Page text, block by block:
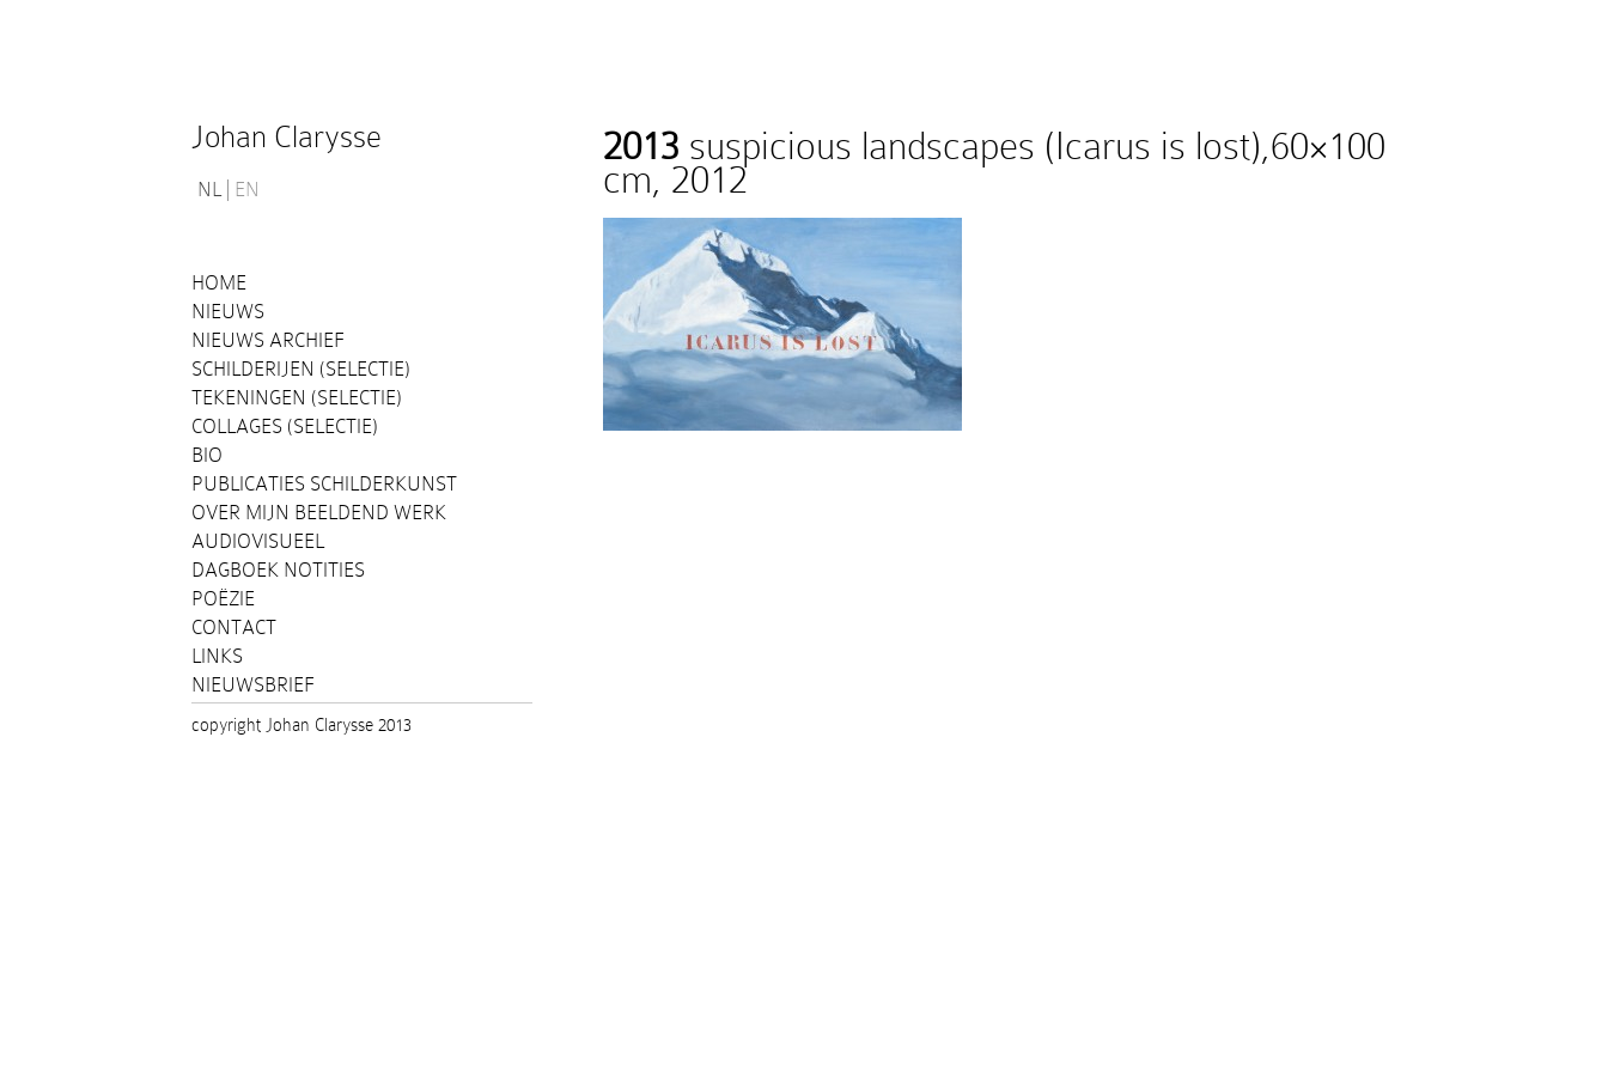
Johan Clarysse
NL EN
HOME
NIEUWS
NIEUWS ARCHIEF
SCHILDERIJEN (SELECTIE)
TEKENINGEN (SELECTIE)
COLLAGES (SELECTIE)
BIO
PUBLICATIES SCHILDERKUNST
OVER MIJN BEELDEND WERK
AUDIOVISUEEL
DAGBOEK NOTITIES
POËZIE
CONTACT
LINKS
NIEUWSBRIEF
2013 suspicious landscapes (Icarus is lost),60×100
cm, 2012
copyright Johan Clarysse 2013